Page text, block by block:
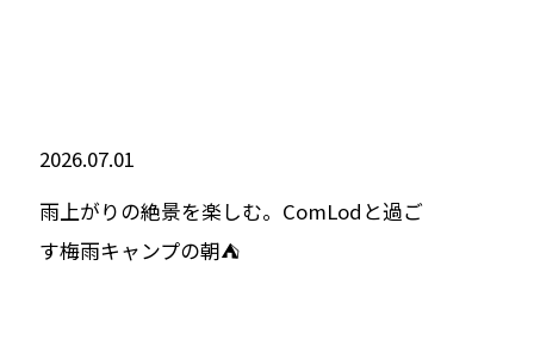
2026.07.01
雨上がりの絶景を楽しむ。ComLodと過ご
す梅雨キャンプの朝⛺